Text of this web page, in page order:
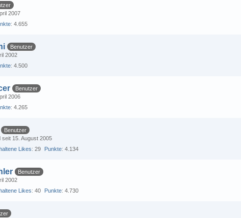
2007
4.655
Benutzer
2002
4.500
Benutzer
2006
4.265
Benutzer
seit 15. August 2005
Likes 29 Punkte 4.134
Benutzer
2002
Likes 40 Punkte 4.730